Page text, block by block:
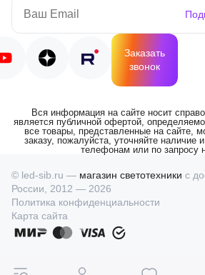
Заказать
звонок
Вся информация на сайте носит
является публичной офертой,
все товары, представленные на сайте,
заказу, пожалуйста, уточняйте наличие
телефонам или по запросу
© led-sib.ru — магазин светотехники с
России, 2012 — 2026
Политика конфиденциальности
Карта сайта